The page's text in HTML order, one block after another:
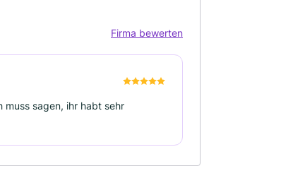
Firma bewerten
muss sagen, ihr habt sehr